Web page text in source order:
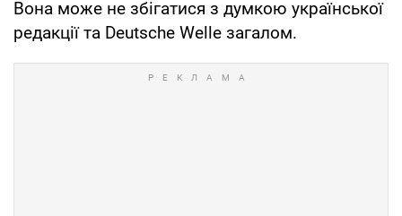
Вона може не збігатися з думкою української
редакції та Deutsche Welle загалом.